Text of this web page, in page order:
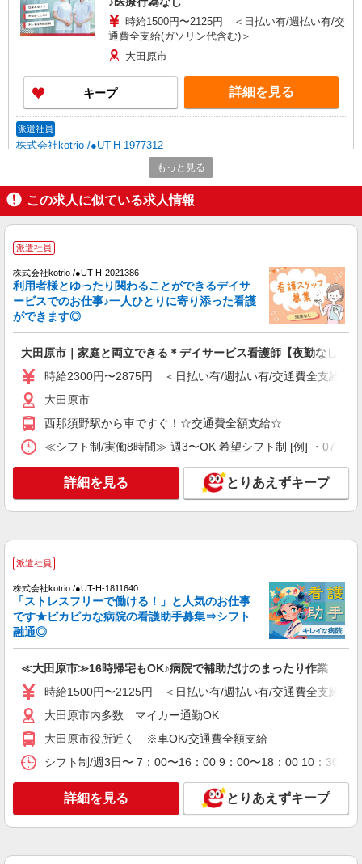
時給1500円〜2125円 ＜日払い有/週払い有/交
通費全支給(ガソリン代含む)＞
大田原市
キープ 詳細を見る
派遣社員
株式会社kotrio /●UT-H-1977312
≪大田原市／看護助手≫子育て世代活躍中！働
きやすい環境♪
時給1500円〜2125円 ＜日払い有/週払い有/交
通費全支給(ガソリン代含む)＞
キープ 詳細を見る
派遣社員
株式会社kotrio /●UT-H-2051462
戦！シフト相談OK♪
時給1500円〜2125円 ＜日払い有/週払い有/交
キープ 詳細を見る
株式会社kotrio /●UT-H-2020674
大田原市
キープ 詳細を見る
派遣社員
大田原市★病院でお掃除/食事の配膳など♪★激
募★
時給1500円〜2125円 ＜日払い有/週払い有/交
通費全支給(ガソリン代含む)＞
大田原市 大田原市役所そば
キープ 詳細を見る
株式会社kotrio /●UT-H-1906684
もっと見る
この求人に似ている求人情報
派遣社員
株式会社kotrio /●UT-H-2021386
利用者様とゆったり関わることができるデイサ
ービスでのお仕事♪一人ひとりに寄り添った看護
ができます◎
大田原市｜家庭と両立できる＊デイサービス看護師【夜勤なし】
時給2300円〜2875円 ＜日払い有/週払い有/交通費全支給(ガ
大田原市
西那須野駅から車ですぐ！☆交通費全額支給☆
≪シフト制/実働8時間≫ 週3〜OK 希望シフト制 [例] ・
詳細を見る とりあえずキープ
派遣社員
株式会社kotrio /●UT-H-1811640
「ストレスフリーで働ける！」と人気のお仕事
です★ピカピカな病院の看護助手募集⇒シフト
融通◎
≪大田原市≫16時帰宅もOK♪病院で補助だけのまったり作業
時給1500円〜2125円 ＜日払い有/週払い有/交通費全支給(ガ
大田原市内多数 マイカー通勤OK
大田原市役所近く ※車OK/交通費全額支給
シフト制/週3日〜 7：00〜16：00 9：00〜18：00 10：30
詳細を見る とりあえずキープ